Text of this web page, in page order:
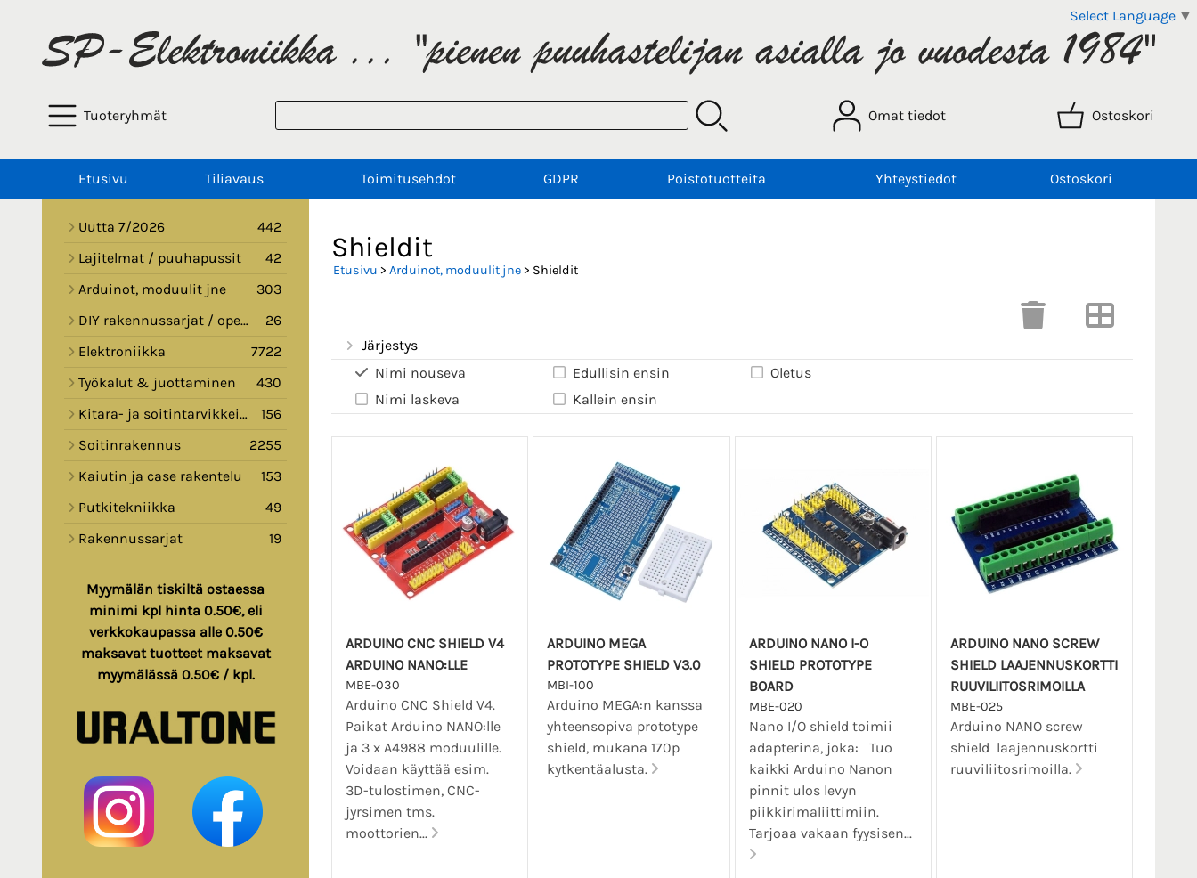
Select Language ▼
Tuoteryhmät Omat tiedot Ostoskori
Etusivu Tiliavaus Toimitusehdot GDPR Poistotuotteita Yhteystiedot Ostoskori
Uutta 7/2026
442
Lajitelmat / puuhapussit
42
Arduinot, moduulit jne
303
DIY rakennussarjat / opetussarjat
26
Elektroniikka
7722
Työkalut & juottaminen
430
Kitara- ja soitintarvikkeita
156
Soitinrakennus
2255
Kaiutin ja case rakentelu
153
Putkitekniikka
49
Rakennussarjat
19
Myymälän tiskiltä ostaessa
minimi kpl hinta 0.50€, eli
verkkokaupassa alle 0.50€
maksavat tuotteet maksavat
myymälässä 0.50€ / kpl.
Shieldit
Etusivu > Arduinot, moduulit jne> Shieldit
Järjestys
Nimi nouseva
Nimi laskeva
Edullisin ensin
Kallein ensin
Oletus
ARDUINO CNC SHIELD V4
ARDUINO NANO:LLE
MBE-030
Arduino CNC Shield V4.
Paikat Arduino NANO:lle
ja 3 x A4988 moduulille.
Voidaan käyttää esim.
3D-tulostimen, CNC-
jyrsimen tms.
moottorien...
ARDUINO MEGA
PROTOTYPE SHIELD V3.0
MBI-100
Arduino MEGA:n kanssa
yhteensopiva prototype
shield, mukana 170p
kytkentäalusta.
ARDUINO NANO I-O
SHIELD PROTOTYPE
BOARD
MBE-020
Nano I/O shield toimii
adapterina, joka: Tuo
kaikki Arduino Nanon
pinnit ulos levyn
piikkirimaliittimiin.
Tarjoaa vakaan fyysisen...
ARDUINO NANO SCREW
SHIELD LAAJENNUSKORTTI
RUUVILIITOSRIMOILLA
MBE-025
Arduino NANO screw
shield laajennuskortti
ruuviliitosrimoilla.